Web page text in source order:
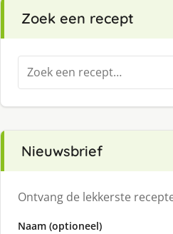
Zoek een recept
Zoeken
naar:
Nieuwsbrief
Ontvang de lekkerste
Naam (optioneel)